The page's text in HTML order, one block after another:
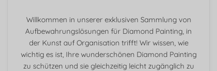
Willkommen in unserer exklusiven Sammlung von
Aufbewahrungslösungen für Diamond Painting, in
der Kunst auf Organisation trifft! Wir wissen, wie
wichtig es ist, Ihre wunderschönen Diamond Painting
zu schützen und sie gleichzeitig leicht zugänglich zu